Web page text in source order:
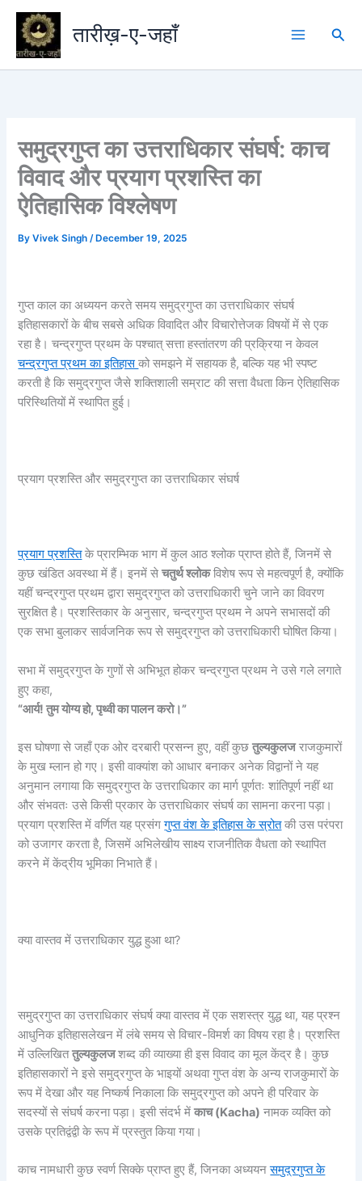
Skip
content
तारीख़-ए-जहाँ
समुद्रगुप्त का उत्तराधिकार संघर्ष: काच
विवाद और प्रयाग प्रशस्ति का
ऐतिहासिक विश्लेषण
ByVivek Singh/ December 19, 2025
गुप्त काल का अध्ययन करते समय समुद्रगुप्त का उत्तराधिकार संघर्ष
इतिहासकारों के बीच सबसे अधिक विवादित और विचारोत्तेजक विषयों में से एक
रहा है। चन्द्रगुप्त प्रथम के पश्चात् सत्ता हस्तांतरण की प्रक्रिया न केवल
चन्द्रगुप्त प्रथम का इतिहासको समझने में सहायक है, बल्कि यह भी स्पष्ट
करती है कि समुद्रगुप्त जैसे शक्तिशाली सम्राट की सत्ता वैधता किन ऐतिहासिक
परिस्थितियों में स्थापित हुई।
प्रयाग प्रशस्ति और समुद्रगुप्त का उत्तराधिकार संघर्ष
प्रयाग प्रशस्तिके प्रारम्भिक भाग में कुल आठ श्लोक प्राप्त होते हैं, जिनमें से
कुछ खंडित अवस्था में हैं। इनमें सेचतुर्थ श्लोकविशेष रूप से महत्वपूर्ण है, क्योंकि
यहीं चन्द्रगुप्त प्रथम द्वारा समुद्रगुप्त को उत्तराधिकारी चुने जाने का विवरण
सुरक्षित है। प्रशस्तिकार के अनुसार, चन्द्रगुप्त प्रथम ने अपने सभासदों की
एक सभा बुलाकर सार्वजनिक रूप से समुद्रगुप्त को उत्तराधिकारी घोषित किया।
सभा में समुद्रगुप्त के गुणों से अभिभूत होकर चन्द्रगुप्त प्रथम ने उसे गले लगाते
हुए कहा,
“आर्य! तुम योग्य हो,पृथ्वी का पालन करो।”
इस घोषणा से जहाँ एक ओर दरबारी प्रसन्न हुए, वहीं कुछतुल्यकुलजराजकुमारों
के मुख म्लान हो गए। इसी वाक्यांश को आधार बनाकर अनेक विद्वानों ने यह
अनुमान लगाया कि समुद्रगुप्त के उत्तराधिकार का मार्ग पूर्णतः शांतिपूर्ण नहीं था
और संभवतः उसे किसी प्रकार के उत्तराधिकार संघर्ष का सामना करना पड़ा।
प्रयाग प्रशस्ति में वर्णित यह प्रसंगगुप्त वंश के इतिहास के स्रोतकी उस परंपरा
को उजागर करता है, जिसमें अभिलेखीय साक्ष्य राजनीतिक वैधता को स्थापित
करने में केंद्रीय भूमिका निभाते हैं।
क्या वास्तव में उत्तराधिकार युद्ध हुआ था?
समुद्रगुप्त का उत्तराधिकार संघर्ष क्या वास्तव में एक सशस्त्र युद्ध था, यह प्रश्न
आधुनिक इतिहासलेखन में लंबे समय से विचार-विमर्श का विषय रहा है। प्रशस्ति
में उल्लिखिततुल्यकुलजशब्द की व्याख्या ही इस विवाद का मूल केंद्र है। कुछ
इतिहासकारों ने इसे समुद्रगुप्त के भाइयों अथवा गुप्त वंश के अन्य राजकुमारों के
रूप में देखा और यह निष्कर्ष निकाला कि समुद्रगुप्त को अपने ही परिवार के
सदस्यों से संघर्ष करना पड़ा। इसी संदर्भ मेंकाच (Kacha) नामक व्यक्ति को
उसके प्रतिद्वंद्वी के रूप में प्रस्तुत किया गया।
काच नामधारी कुछ स्वर्ण सिक्के प्राप्त हुए हैं, जिनका अध्ययनसमुद्रगुप्त के